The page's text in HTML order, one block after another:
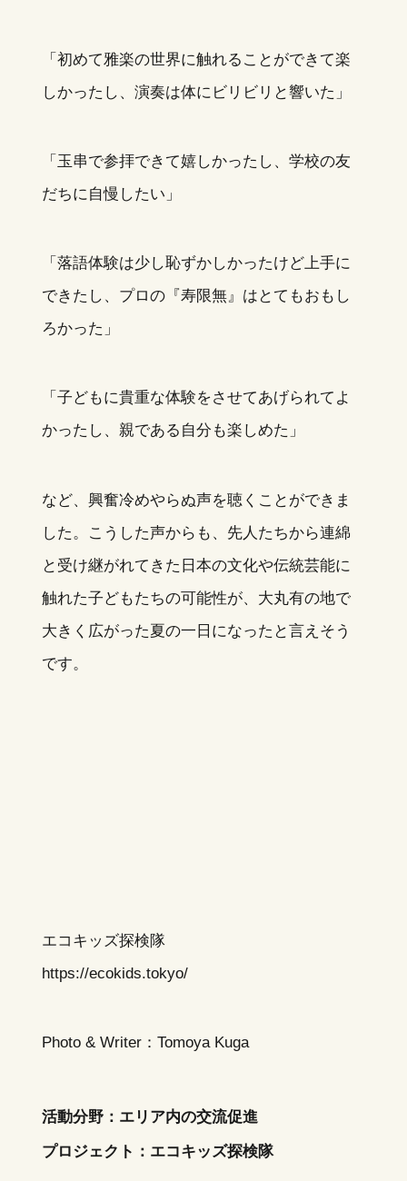
「初めて雅楽の世界に触れることができて楽
しかったし、演奏は体にビリビリと響いた」
「玉串で参拝できて嬉しかったし、学校の友
だちに自慢したい」
「落語体験は少し恥ずかしかったけど上手に
できたし、プロの『寿限無』はとてもおもし
ろかった」
「子どもに貴重な体験をさせてあげられてよ
かったし、親である自分も楽しめた」
など、興奮冷めやらぬ声を聴くことができま
した。こうした声からも、先人たちから連綿
と受け継がれてきた日本の文化や伝統芸能に
触れた子どもたちの可能性が、大丸有の地で
大きく広がった夏の一日になったと言えそう
です。
エコキッズ探検隊
https://ecokids.tokyo/
Photo & Writer：Tomoya Kuga
活動分野：エリア内の交流促進
プロジェクト： エコキッズ探検隊